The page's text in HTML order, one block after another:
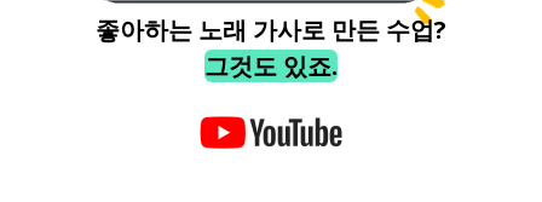
좋아하는 노래 가사로 만든 수업?
그것도 있죠.